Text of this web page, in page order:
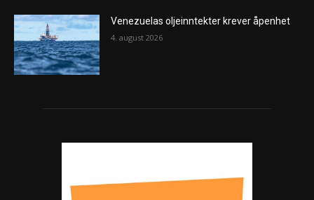
Venezuelas oljeinntekter krever åpenhet
4. august 2026